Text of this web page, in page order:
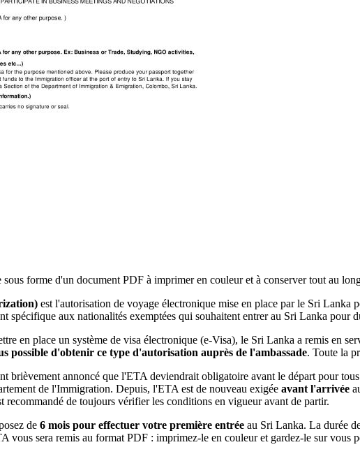
forme d'un document PDF à imprimer en couleur et à conserver tout au
est l'autorisation de voyage électronique mise en place par le Sri Lanka
spécifique aux nationalités exemptées qui souhaitent entrer au Sri Lanka pour
en place un système de visa électronique (e-Visa), le Sri Lanka a remis en
possible d'obtenir ce type d'autorisation auprès de l'ambassade. Toute la
brièvement annoncé que l'ETA deviendrait obligatoire avant le départ pour
de l'Immigration. Depuis, l'ETA est de nouveau exigée avant l'arrivée
recommandé de toujours vérifier les conditions en vigueur avant de partir.
de 6 mois pour effectuer votre première entrée au Sri Lanka. La durée
vous sera remis au format PDF : imprimez-le en couleur et gardez-le sur vous